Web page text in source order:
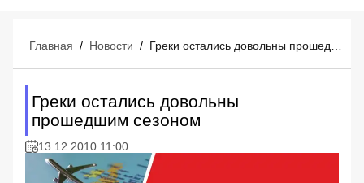
Главная / Новости /
Греки остались довольны
прошедшим сезоном
13.12.2010 11:00